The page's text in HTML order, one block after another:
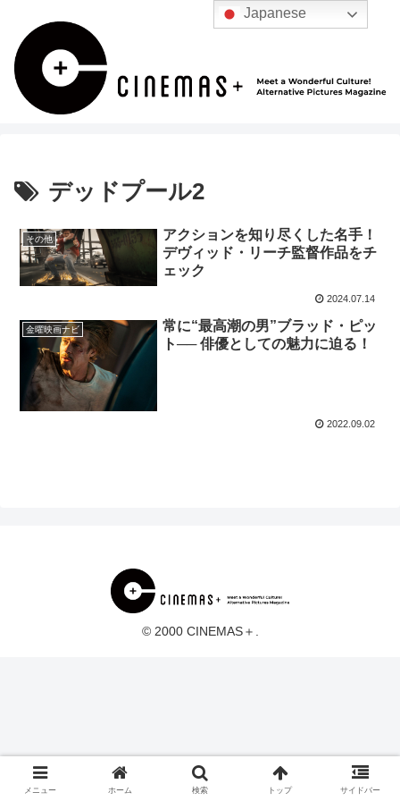
デッドプール2
その他
アクションを知り尽くした名手！
デヴィッド・リーチ監督作品をチ
ェック
2024.07.14
金曜映画ナビ
常に“最高潮の男”ブラッド・ピッ
ト── 俳優としての魅力に迫る！
2022.09.02
© 2000 CINEMAS＋.
メニュー ホーム 検索 トップ サイドバー
Japanese